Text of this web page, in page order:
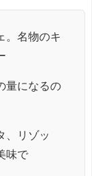
。名物のキ
量になるの
、リゾッ
味で